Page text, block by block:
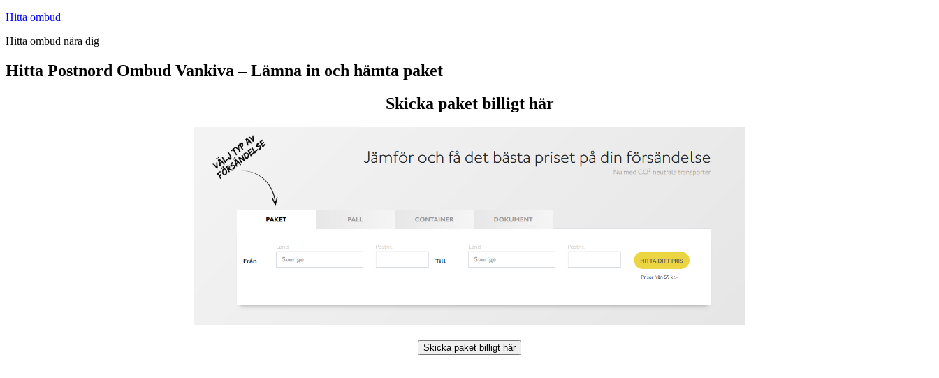
Hoppa
innehåll
Hitta ombud
Hitta ombud nära dig
Hitta Postnord Ombud Vankiva – Lämna in och hämta paket
Skicka paket billigt här
Skicka paket billigt här